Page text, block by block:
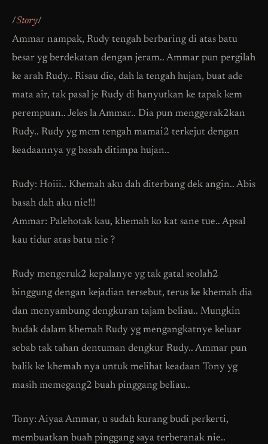
/Story/
Ammar nampak, Rudy tengah berbaring di atas batu
besar yg berdekatan dengan jeram.. Ammar pun pergilah
ke arah Rudy.. Risau die, dah la tengah hujan, buat ade
mata air, tak pasal je Rudy di hanyutkan ke tapak kem
perempuan.. Jeles la Ammar.. Dia pun menggerak2kan
Rudy.. Rudy yg mcm tengah mamai2 terkejut dengan
keadaannya yg basah ditimpa hujan..
Rudy: Hoiii.. Khemah aku dah diterbang dek angin.. Abis
basah dah aku nie!!!
Ammar: Palehotak kau, khemah ko kat sane tue.. Apsal
kau tidur atas batu nie ?
Rudy mengeruk2 kepalanye yg tak gatal seolah2
binggung dengan kejadian tersebut, terus ke khemah dia
dan menyambung dengkuran tajam beliau.. Mungkin
budak dalam khemah Rudy yg mengangkatnye keluar
sebab tak tahan dentuman dengkur Rudy.. Ammar pun
balik ke khemah nya untuk melihat keadaan Tony yg
masih memegang2 buah pinggang beliau..
Tony: Aiyaa Ammar, u sudah kurang budi perkerti,
membuatkan buah pinggang saya terberanak nie..